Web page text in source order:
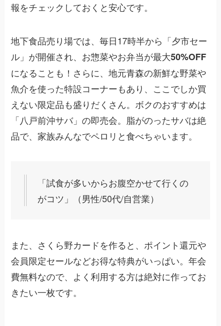
報をチェックしておくと安心です。
地下食品売り場では、毎日17時半から「夕市セー
ル」が開催され、お惣菜やお弁当が最大50%OFF
になることも！さらに、地元青森の新鮮な野菜や
魚介を使った特設コーナーもあり、ここでしか買
えない限定品も盛りだくさん。ボクのおすすめは
「八戸前沖サバ」の即売会。脂がのったサバは絶
品で、家族みんなでペロリと食べちゃいます。
「試食が多いからお腹空かせて行くの
がコツ」（男性/50代/自営業）
また、さくら野カードを作ると、ポイント還元や
会員限定セールなどお得な特典がいっぱい。年会
費無料なので、よく利用する方は絶対に作ってお
きたい一枚です。